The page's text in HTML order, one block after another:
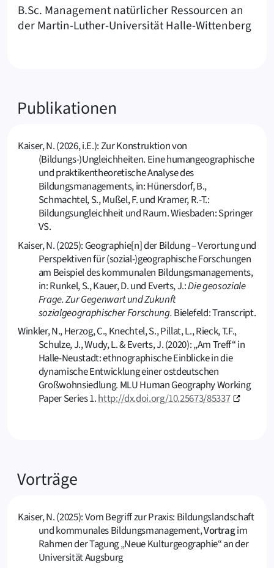
B.Sc. Management natürlicher Ressourcen an
der Martin-Luther-Universität Halle-Wittenberg
Publikationen
Kaiser, N. (2026, i.E.): Zur Konstruktion von
(Bildungs-)Ungleichheiten. Eine humangeographische
und praktikentheoretische Analyse des
Bildungsmanagements, in: Hünersdorf, B.,
Schmachtel, S., Mußel, F. und Kramer, R.-T.:
Bildungsungleichheit und Raum. Wiesbaden: Springer
VS.
Kaiser, N. (2025): Geographie[n] der Bildung – Verortung und
Perspektiven für (sozial-)geographische Forschungen
am Beispiel des kommunalen Bildungsmanagements,
in: Runkel, S., Kauer, D. und Everts, J.:Die geosoziale
Frage. Zur Gegenwart und Zukunft
sozialgeographischer Forschung.Bielefeld: Transcript.
Winkler, N., Herzog, C., Knechtel, S., Pillat, L., Rieck, T.F.,
Schulze, J., Wudy, L. & Everts, J. (2020): „Am Treff“ in
Halle-Neustadt: ethnographische Einblicke in die
dynamische Entwicklung einer ostdeutschen
Großwohnsiedlung. MLU Human Geography Working
Paper Series 1.http://dx.doi.org/10.25673/85337
Vorträge
Kaiser, N. (2025): Vom Begriff zur Praxis: Bildungslandschaft
und kommunales Bildungsmanagement,Vortragim
Rahmen der Tagung „Neue Kulturgeographie“ an der
Universität Augsburg